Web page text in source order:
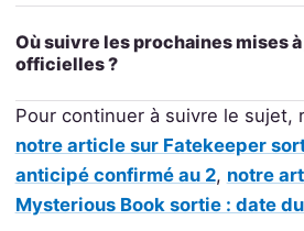
Où suivre les prochaines mises
officielles ?
Pour continuer à suivre le sujet,
notre article sur Fatekeeper
anticipé confirmé au 2, notre
Mysterious Book sortie : date